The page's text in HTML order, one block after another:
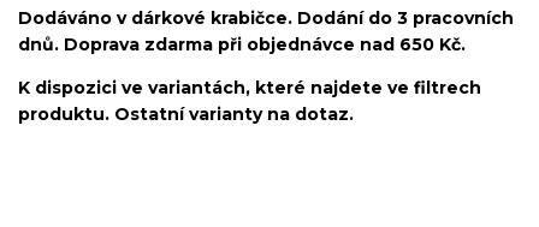
Dodáváno v dárkové krabičce. Dodání do 3 pracovních
dnů. Doprava zdarma při objednávce nad 650 Kč.
K dispozici ve variantách, které najdete ve filtrech
produktu. Ostatní varianty na dotaz.